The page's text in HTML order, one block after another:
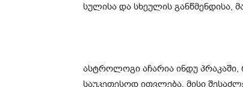
სულისა და სხეულის
ასტროლოგი აჩარია ინდუ
საუკეთესოდ ითვლება. მისი